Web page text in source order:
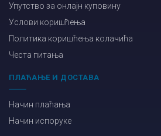
Упутство за онлајн куповину
Услови коришћења
Политика коришћења колачића
Честа питања
ПЛАЋАЊЕ И ДОСТАВА
Начин плаћања
Начин испоруке